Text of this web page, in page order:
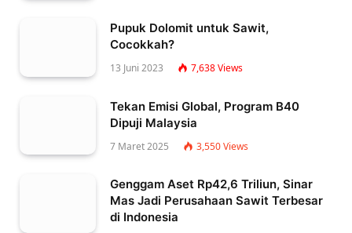
Pupuk Dolomit untuk Sawit,
Cocokkah?
13 Juni 2023 7,638Views
Tekan Emisi Global, Program B40
Dipuji Malaysia
7 Maret 2025 3,550Views
Genggam Aset Rp42,6 Triliun, Sinar
Mas Jadi Perusahaan Sawit Terbesar
di Indonesia